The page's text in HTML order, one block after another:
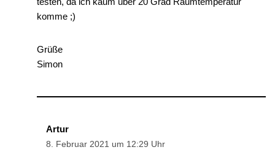
komme ;)
Grüße
Simon
Artur
8. Februar 2021 um 12:29 Uhr